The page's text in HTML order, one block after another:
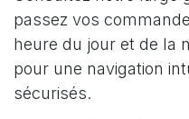
passez vos
heure du jour et de la
pour une navigation
sécurisés.